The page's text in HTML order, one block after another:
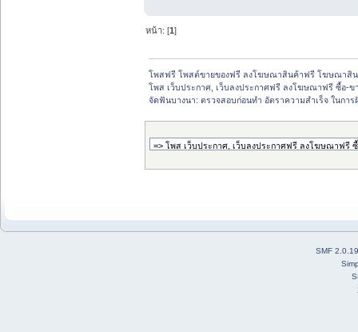
หน้า: [1]
โพสฟรี โพสต์ขายของฟรี ลงโฆษณาสินค้าฟรี โฆษณาสิ
โพส เว็บประกาศ, เว็บลงประกาศฟรี ลงโฆษณาฟรี ซื้อ-ข
จัดฟันบางนา: ตรวจสอบก่อนทำ อัตราความสำเร็จ ในการ
SMF 2.0.19